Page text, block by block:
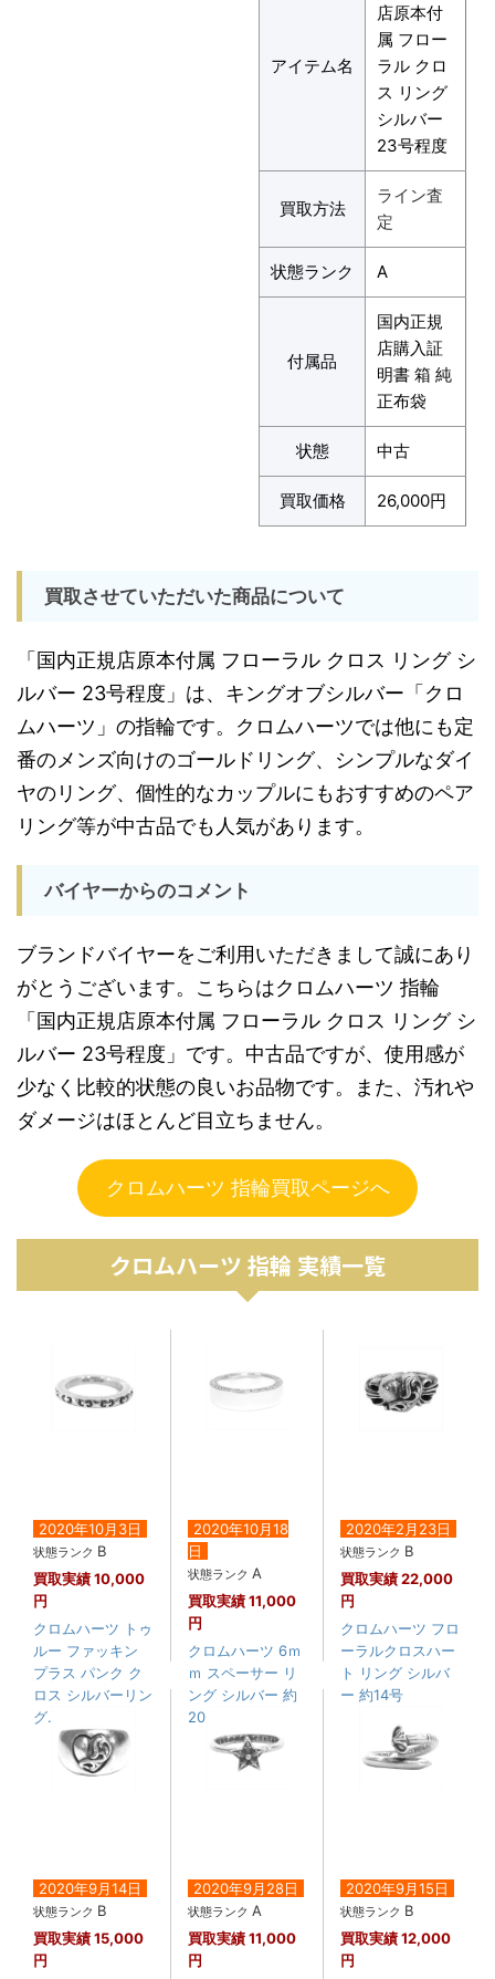
アイテム名
店原本付
属 フロー
ラル クロ
ス リング
シルバー
23号程度
買取方法
ライン査
定
状態ランク A
付属品
国内正規
店購入証
明書 箱 純
正布袋
状態 中古
買取価格 26,000円
買取させていただいた商品について
「国内正規店原本付属 フローラル クロス リング シ
ルバー 23号程度」は、キングオブシルバー「クロ
ムハーツ」の指輪です。クロムハーツでは他にも定
番のメンズ向けのゴールドリング、シンプルなダイ
ヤのリング、個性的なカップルにもおすすめのペア
リング等が中古品でも人気があります。
バイヤーからのコメント
ブランドバイヤーをご利用いただきまして誠にあり
がとうございます。こちらはクロムハーツ 指輪
「国内正規店原本付属 フローラル クロス リング シ
ルバー 23号程度」です。中古品ですが、使用感が
少なく比較的状態の良いお品物です。また、汚れや
ダメージはほとんど目立ちません。
クロムハーツ 指輪買取ページへ
クロムハーツ 指輪 実績一覧
2020年10月3日
状態ランク B
買取実績10,000
円
クロムハーツ トゥ
ルー ファッキン
プラス パンク ク
ロス シルバーリン
グ....
2020年10月18
日
状態ランクA
買取実績11,000
円
クロムハーツ 6ｍ
ｍ スペーサー リ
ング シルバー 約
20号
2020年2月23日
状態ランク B
買取実績22,000
円
クロムハーツ フロ
ーラルクロスハー
ト リング シルバ
ー 約14号
2020年9月14日
状態ランク B
買取実績15,000
円
2020年9月28日
状態ランクA
買取実績11,000
円
2020年9月15日
状態ランク B
買取実績12,000
円